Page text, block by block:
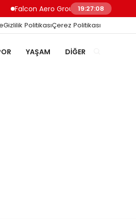
Falcon Aero Group, Küresel Havacılık
19:27:09
Gizlilik PolitikasıÇerez Politikası
YAŞAM DIĞER